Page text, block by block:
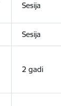
Sesija
Sesija
2 gadi